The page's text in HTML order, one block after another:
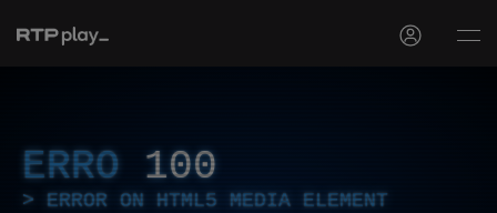
ERRO 100
ERROR ON HTML5 MEDIA ELEMENT